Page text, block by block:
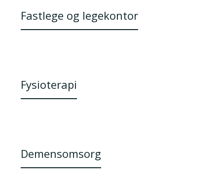
Fastlege og legekontor
Fysioterapi
Demensomsorg